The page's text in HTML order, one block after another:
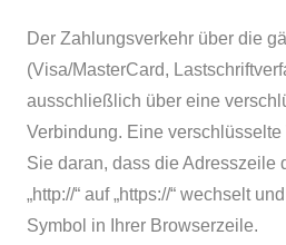
Der Zahlungsverkehr über die
(Visa/MasterCard,
ausschließlich über eine
Verbindung. Eine
Sie daran, dass die Adresszeile
„http://“ auf „https://“ wechselt
Symbol in Ihrer Browserzeile.